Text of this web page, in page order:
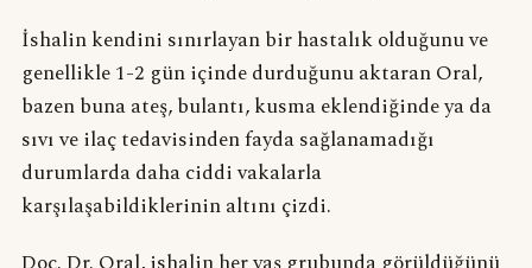
İshalin kendini sınırlayan bir hastalık olduğunu ve
genellikle 1-2 gün içinde durduğunu aktaran Oral,
bazen buna ateş, bulantı, kusma eklendiğinde ya da
sıvı ve ilaç tedavisinden fayda sağlanamadığı
durumlarda daha ciddi vakalarla
karşılaşabildiklerinin altını çizdi.